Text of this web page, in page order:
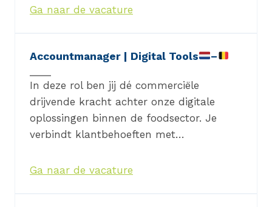
Ga naar de vacature
Accountmanager | Digital Tools –
In deze rol ben jij dé commerciële
drijvende kracht achter onze digitale
oplossingen binnen de foodsector. Je
verbindt klantbehoeften met…
Ga naar de vacature